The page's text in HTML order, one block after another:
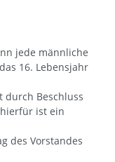
jede männliche
16. Lebensjahr
durch Beschluss
ist ein
des Vorstandes